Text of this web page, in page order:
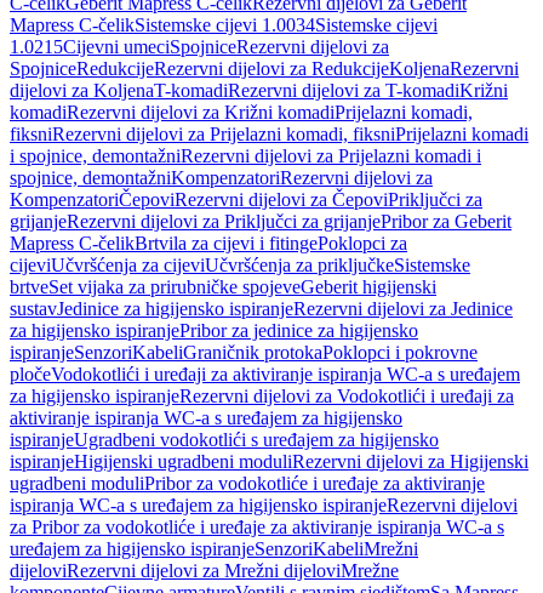
Mapress C-čelikSistemske cijevi 1.0034Sistemske cijevi
1.0215Cijevni umeciSpojniceRezervni dijelovi za
SpojniceRedukcijeRezervni dijelovi za RedukcijeKoljenaRezervni
dijelovi za KoljenaT-komadiRezervni dijelovi za T-komadiKrižni
komadiRezervni dijelovi za Križni komadiPrijelazni komadi,
fiksniRezervni dijelovi za Prijelazni komadi, fiksniPrijelazni komadi
i spojnice, demontažniRezervni dijelovi za Prijelazni komadi i
spojnice, demontažniKompenzatoriRezervni dijelovi za
KompenzatoriČepoviRezervni dijelovi za ČepoviPriključci za
grijanjeRezervni dijelovi za Priključci za grijanjePribor za Geberit
Mapress C-čelikBrtvila za cijevi i fitingePoklopci za
cijeviUčvršćenja za cijeviUčvršćenja za priključkeSistemske
brtveSet vijaka za prirubničke spojeveGeberit higijenski
sustavJedinice za higijensko ispiranjeRezervni dijelovi za Jedinice
za higijensko ispiranjePribor za jedinice za higijensko
ispiranjeSenzoriKabeliGraničnik protokaPoklopci i pokrovne
pločeVodokotlići i uređaji za aktiviranje ispiranja WC-a s uređajem
za higijensko ispiranjeRezervni dijelovi za Vodokotlići i uređaji za
aktiviranje ispiranja WC-a s uređajem za higijensko
ispiranjeUgradbeni vodokotlići s uređajem za higijensko
ispiranjeHigijenski ugradbeni moduliRezervni dijelovi za Higijenski
ugradbeni moduliPribor za vodokotliće i uređaje za aktiviranje
ispiranja WC-a s uređajem za higijensko ispiranjeRezervni dijelovi
za Pribor za vodokotliće i uređaje za aktiviranje ispiranja WC-a s
uređajem za higijensko ispiranjeSenzoriKabeliMrežni
dijeloviRezervni dijelovi za Mrežni dijeloviMrežne